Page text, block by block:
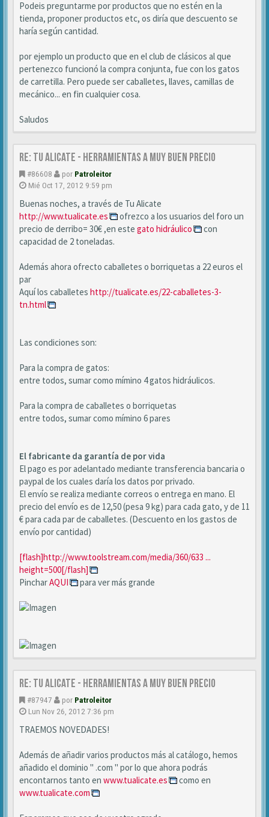
Podeis preguntarme por productos que no estén en la
tienda, proponer productos etc, os diría que descuento se
haría según cantidad.
por ejemplo un producto que en el club de clásicos al que
pertenezco funcionó la compra conjunta, fue con los gatos
de carretilla. Pero puede ser caballetes, llaves, camillas de
mecánico... en fin cualquier cosa.
Saludos
Re: TU ALICATE - Herramientas a muy buen precio
#86608 por Patroleitor
Mié Oct 17, 2012 9:59 pm
Buenas noches, a través de Tu Alicate
http://www.tualicate.es
ofrezco a los usuarios del foro un
precio de derribo= 30€ ,en este gato hidráulico
con
capacidad de 2 toneladas.
Además ahora ofrecto caballetes o borriquetas a 22 euros el
par
Aquí los caballetes http://tualicate.es/22-caballetes-3-
tn.html
Las condiciones son:
Para la compra de gatos:
entre todos, sumar como mímino 4 gatos hidráulicos.
Para la compra de caballetes o borriquetas
entre todos, sumar como mímino 6 pares
El fabricante da garantía de por vida
El pago es por adelantado mediante transferencia bancaria o
paypal de los cuales daría los datos por privado.
El envío se realiza mediante correos o entrega en mano. El
precio del envío es de 12,50 (pesa 9 kg) para cada gato, y de 11
€ para cada par de caballetes. (Descuento en los gastos de
envío por cantidad)
[flash]http://www.toolstream.com/media/360/633 ...
height=500[/flash]
PincharAQUI para ver más grande
Re: TU ALICATE - Herramientas a muy buen precio
#87947 por Patroleitor
Lun Nov 26, 2012 7:36 pm
TRAEMOS NOVEDADES!
Además de añadir varios productos más al catálogo, hemos
añadido el dominio " .com " por lo que ahora podrás
encontarnos tanto en www.tualicate.es
como en
www.tualicate.com